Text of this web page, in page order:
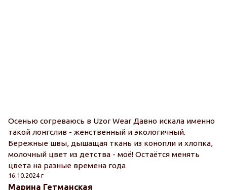
Осенью согреваюсь в Uzor Wear Давно искала именно
такой лонгслив - женственный и экологичный.
Бережные швы, дышащая ткань из конопли и хлопка,
молочный цвет из детства - моё! Остаётся менять
цвета на разные времена года
16.10.2024 г
Марина Гетманская